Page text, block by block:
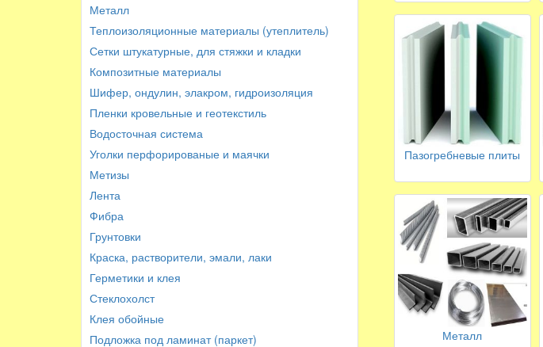
Металл
Теплоизоляционные материалы (утеплитель)
Сетки штукатурные, для стяжки и кладки
Композитные материалы
Шифер, ондулин, элакром, гидроизоляция
Пленки кровельные и геотекстиль
Водосточная система
Уголки перфорированые и маячки
Метизы
Лента
Фибра
Грунтовки
Краска, растворители, эмали, лаки
Герметики и клея
Стеклохолст
Клея обойные
Подложка под ламинат (паркет)
Пазогребневые плиты
Металл